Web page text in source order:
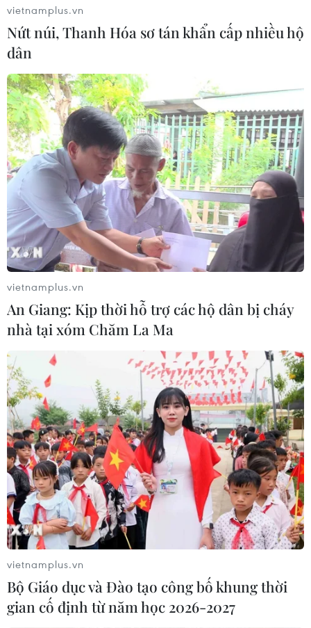
vietnamplus.vn
Nứt núi, Thanh Hóa sơ tán khẩn cấp nhiều hộ
dân
vietnamplus.vn
An Giang: Kịp thời hỗ trợ các hộ dân bị cháy
nhà tại xóm Chăm La Ma
vietnamplus.vn
Bộ Giáo dục và Đào tạo công bố khung thời
gian cố định từ năm học 2026-2027